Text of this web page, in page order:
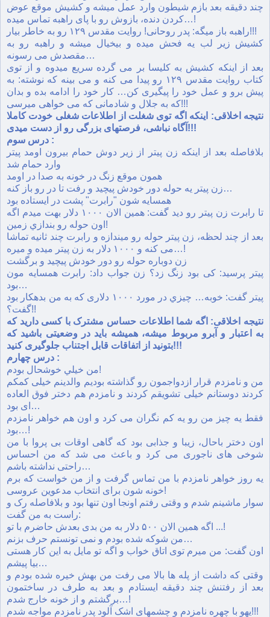
چند دقيقه بعد بازم شيطون وارد عمل ميشه و کشيش موقع عوض
کردن دنده، بازوش رو با پای راهبه تماس ميده…!
راهبه باز ميگه: پدر روحانی! روايت مقدس ۱۲۹ رو به خاطر بيار!!!
کشيش زير لب يه فحش ميده و بيخيال ميشه و راهبه رو به
مقصدش می رسونه…
بعد از اينکه کشيش به کليسا بر می گرده سريع ميدوه و از توی
کتاب روايت مقدس ۱۲۹ رو پيدا می کنه و می بينه که نوشته: به
پيش برو و عمل خود را پيگيری کن… کار خود را ادامه بده و بدان
که به جلال و شادمانی که می خواهی ميرسی!!!
نتيجه اخلاقی: اينکه اگه توی شغلت از اطلاعات شغلی خودت کاملا
آگاه نباشی، فرصتهای بزرگی رو از دست ميدی!!!
درس سوم :
بلافاصله بعد از اينکه زن پيتر از زير دوش حمام بيرون اومد پيتر
وارد حمام شد
همون موقع زنگ در خونه به صدا در اومد
زن پيتر يه حوله دور خودش پيچيد و رفت تا در رو باز کنه…
همسايه شون "رابرت" پشت در ايستاده بود
تا رابرت زن پيتر رو ديد گفت: همين الان ۱۰۰۰ دلار بهت ميدم اگه
اون حوله رو بندازي زمين!
بعد از چند لحظه، زن پيتر حوله رو ميندازه و رابرت چند ثانيه تماشا
می کنه و ۱۰۰۰ دلار به زن پيتر ميده و ميره…!
زن دوباره حوله رو دور خودش پيچيد و برگشت
پيتر پرسيد: کی بود زنگ زد؟ زن جواب داد: رابرت همسايه مون
بود…
پيتر گفت: خوبه… چيزي در مورد ۱۰۰۰ دلاری که به من بدهکار بود
گفت؟!!
نتيجه اخلاقی: اگه شما اطلاعات حساس مشترک با کسی داريد که
به اعتبار و آبرو مربوط ميشه، هميشه بايد در وضعيتی باشيد که
بتونيد از اتفاقات قابل اجتناب جلوگيری کنيد!!!
درس چهارم :
من خيلي خوشحال بودم!
من و نامزدم قرار ازدواجمون رو گذاشته بوديم والدينم خيلی کمکم
کردند دوستانم خيلی تشويقم کردند و نامزدم هم دختر فوق العاده
ای بود…
فقط يه چيز من رو يه کم نگران می کرد و اون هم خواهر نامزدم
بود…!
اون دختر باحال، زيبا و جذابی بود که گاهی اوقات بی پروا با من
شوخی های ناجوری می کرد و باعث می شد که من احساس
راحتی نداشته باشم…
يه روز خواهر نامزدم با من تماس گرفت و از من خواست که برم
خونه شون برای انتخاب مدعوين عروسی!
سوار ماشينم شدم و وقتی رفتم اونجا اون تنها بود و بلافاصله رک و
راست به من گفت:
اگه همين الان ۵۰۰ دلار به من بدی بعدش حاضرم با تو ...!
من شوکه شده بودم و نمی تونستم حرف بزنم…
اون گفت: من ميرم توی اتاق خواب و اگه تو مايل به اين کار هستی
بيا پيشم…
وقتی که داشت از پله ها بالا می رفت من بهش خيره شده بودم و
بعد از رفتنش چند دقيقه ايستادم و بعد به طرف در ساختمون
برگشتم و از خونه خارج شدم…!
يهو با چهره نامزدم و چشمهای اشک آلود پدر نامزدم مواجه شدم!!!